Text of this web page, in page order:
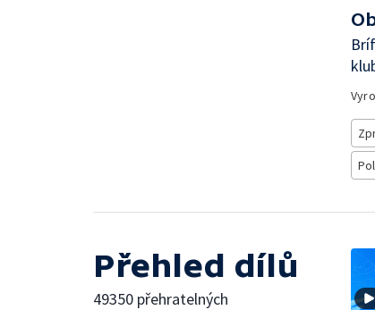
Přehled dílů
49350 přehratelných